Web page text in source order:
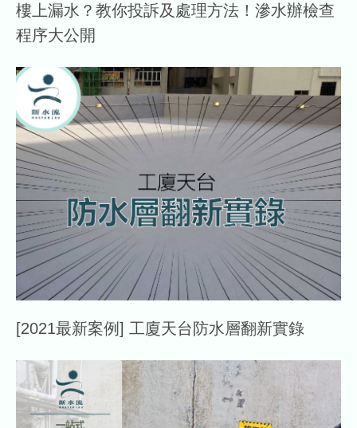
樓上漏水？教你投訴及處理方法！滲水辦檢查
程序大公開
[2021最新案例] 工廈天台防水層翻新實錄